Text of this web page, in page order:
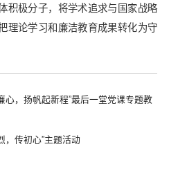
积极分子，将学术追求与国家战略
理论学习和廉洁教育成果转化为守
心，扬帆起新程”最后一堂党课专题教
，传初心”主题活动